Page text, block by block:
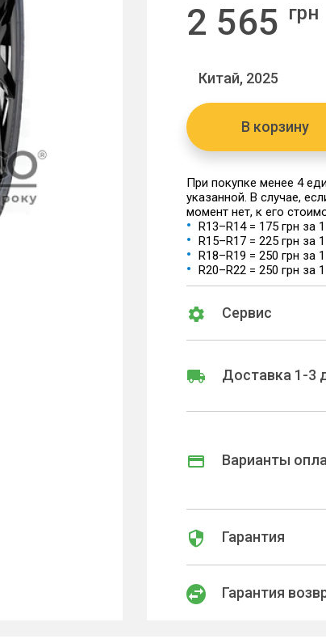
2 565 грн
Китай, 2025
В корзину
При покупке менее 4
указанной. В случае,
момент нет, к его
R13–R14 = 175 грн за
R15–R17 = 225 грн за
R18–R19 = 250 грн за
R20–R22 = 250 грн за
Сервис
Доставка 1-3
Варианты
Гарантия
Гарантия